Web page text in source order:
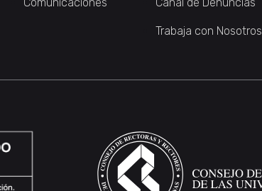
Trabaja con Nosotros